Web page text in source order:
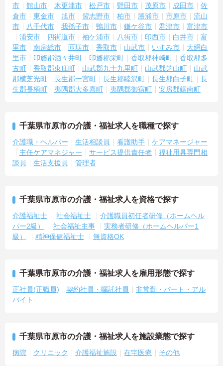
市
館山市 木更津市 松戸市 野田市 茂原市 成田市
佐
倉市
東金市 旭市 習志野市 柏市 勝浦市 市原市
流山
市
八千代市 我孫子市 鴨川市 鎌ケ谷市 君津市
富津市
浦安市
四街道市 袖ケ浦市 八街市 印西市 白井市
富
里市
南房総市 匝瑳市 香取市 山武市 いすみ市
大網白
里市
印旛郡酒々井町 印旛郡栄町 香取郡神崎町
香取郡多
古町
香取郡東庄町 山武郡九十九里町 山武郡芝山町
山武
郡横芝光町
長生郡一宮町 長生郡睦沢町 長生郡白子町
長
生郡長柄町
夷隅郡大多喜町 夷隅郡御宿町 安房郡鋸南町
千葉県市原市の介護・福祉求人を職種で探す
介護職・ヘルパー 生活相談員 看護助手
ケアマネージャー
主任ケアマネジャー
サービス提供責任者
福祉用具専門相
談員
生活支援員 管理者
千葉県市原市の介護・福祉求人を資格で探す
介護福祉士 社会福祉士
介護職員初任者研修（ホームヘル
パー2級）
社会福祉主事
実務者研修（ホームヘルパー1
級）
精神保健福祉士 無資格OK
千葉県市原市の介護・福祉求人を雇用形態で探す
正社員(正職員) 契約社員・嘱託社員
非常勤・パート・アル
バイト
千葉県市原市の介護・福祉求人を施設業態で探す
病院 クリニック 介護福祉施設 在宅医療 その他